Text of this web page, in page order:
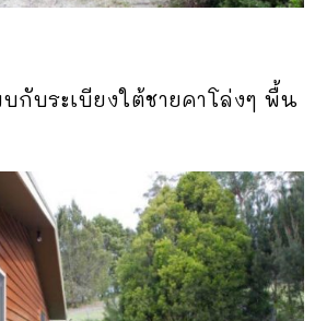
กับระเบียงใต้ชายคาโล่งๆ พื้น